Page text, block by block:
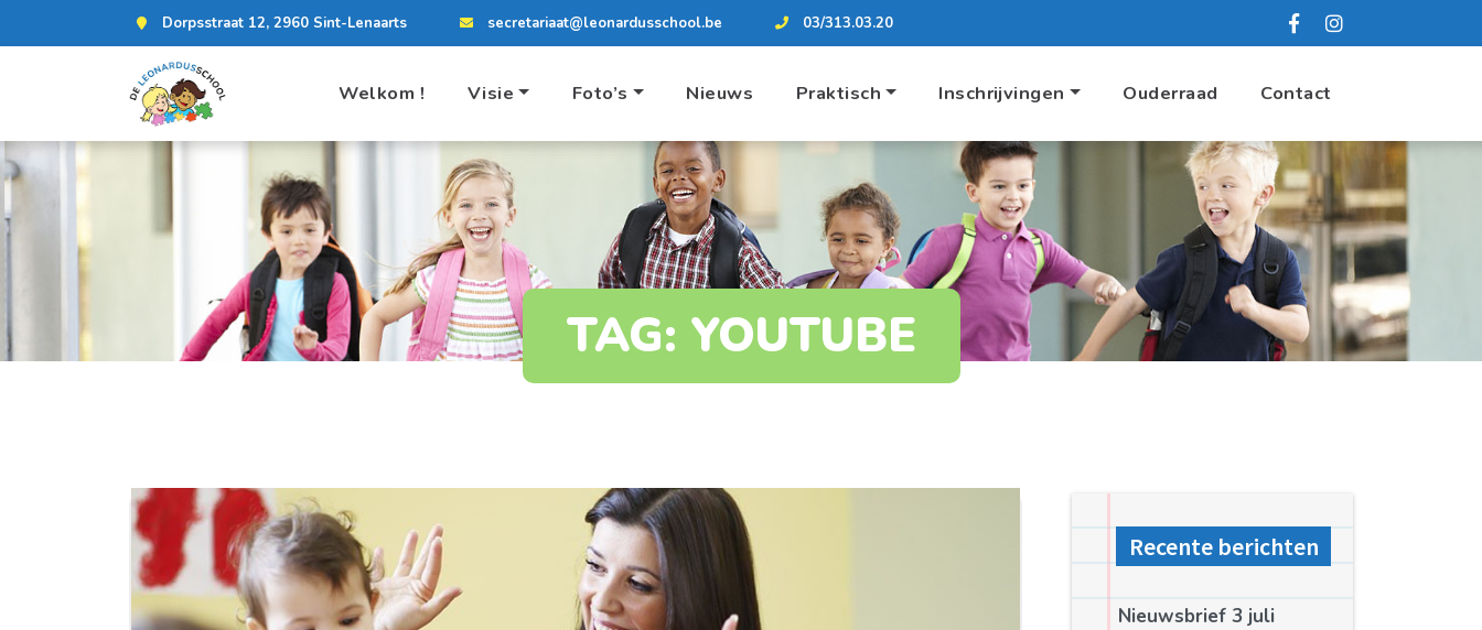
Dorpsstraat 12, 2960 Sint-Lenaarts secretariaat@leonardusschool.be 03/313.03.20
Welkom ! Visie Foto’s Nieuws Praktisch Inschrijvingen Ouderraad Contact
TAG: YOUTUBE
Recente berichten
Nieuwsbrief 3 juli